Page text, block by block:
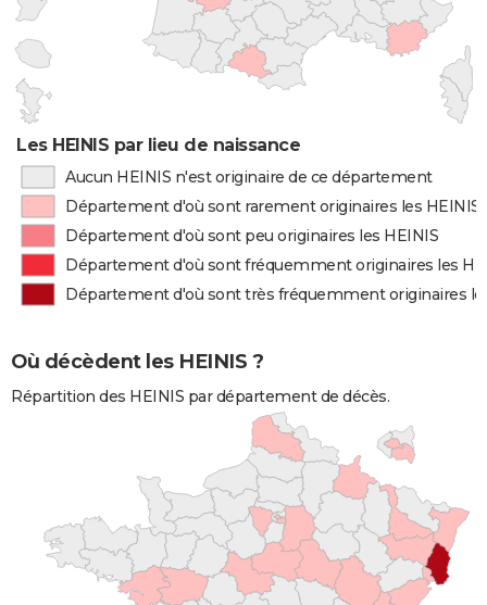
Les HEINIS par lieu de naissance
Aucun HEINIS n'est originaire de ce département
Département d'où sont rarement originaires les HEINIS
Département d'où sont peu originaires les HEINIS
Département d'où sont fréquemment originaires les
Département d'où sont très fréquemment originaires
Où décèdent les HEINIS ?
Répartition des HEINIS par département de décès.